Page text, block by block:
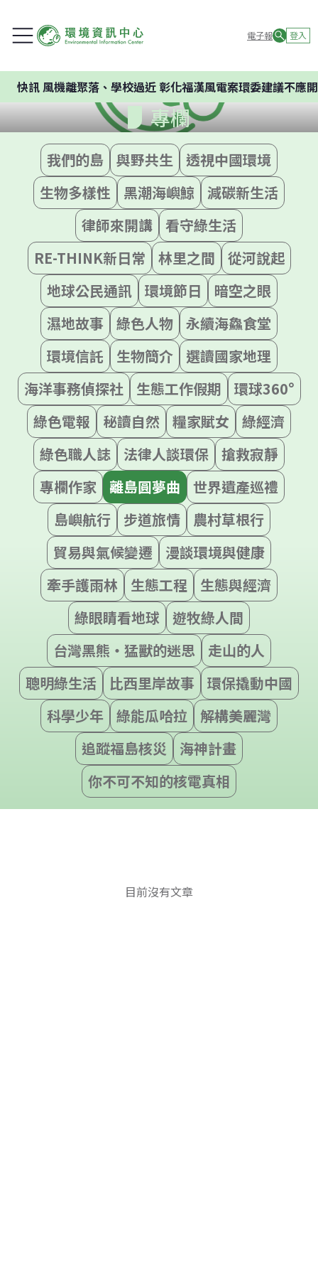
電子報 登入
快訊風機離聚落、學校過近 彰化福漢風電案環委建議不應開
專欄
我們的島 與野共生
透視中國環境
生物多樣性
黑潮海嶼鯨
減碳新生活
律師來開講
看守綠生活
RE-THINK新日常
林里之間
從河說起
地球公民通訊
環境節日
暗空之眼
濕地故事
綠色人物
永續海鱻食堂
環境信託
生物簡介
選讀國家地理
海洋事務偵探社
生態工作假期
環球360°
綠色電報
秘讀自然 糧家賦女
綠經濟
綠色職人誌
法律人談環保
搶救寂靜
專欄作家
離島圓夢曲
世界遺產巡禮
島嶼航行
步道旅情
農村草根行
貿易與氣候變遷
漫談環境與健康
牽手護雨林
生態工程
生態與經濟
綠眼睛看地球
遊牧綠人間
台灣黑熊‧猛獸的迷思
走山的人
聰明綠生活
比西里岸故事
環保撬動中國
科學少年
綠能瓜哈拉
解構美麗灣
追蹤福島核災
海神計畫
你不可不知的核電真相
目前沒有文章